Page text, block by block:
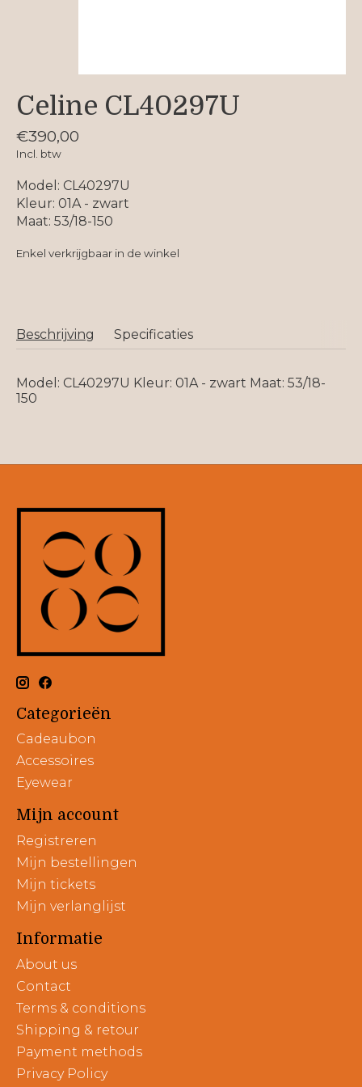
Celine CL40297U
€390,00
Incl. btw
Model: CL40297U
Kleur: 01A - zwart
Maat: 53/18-150
Enkel verkrijgbaar in de winkel
Beschrijving Specificaties
Model: CL40297U Kleur: 01A - zwart Maat: 53/18-
150
Categorieën
Cadeaubon
Accessoires
Eyewear
Mijn account
Registreren
Mijn bestellingen
Mijn tickets
Mijn verlanglijst
Informatie
About us
Contact
Terms & conditions
Shipping & retour
Payment methods
Privacy Policy